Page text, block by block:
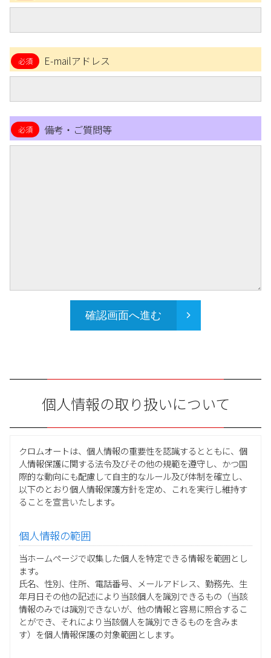
E-mailアドレス
備考・ご質問等
確認画面へ進む
個人情報の取り扱いについて
クロムオートは、個人情報の重要性を認識するとともに、個
人情報保護に関する法令及びその他の規範を遵守し、かつ国
際的な動向にも配慮して自主的なルール及び体制を確立し、
以下のとおり個人情報保護方針を定め、これを実行し維持す
ることを宣言いたします。
個人情報の範囲
当ホームページで収集した個人を特定できる情報を範囲とし
ます。
氏名、性別、住所、電話番号、メールアドレス、勤務先、生
年月日その他の記述により当該個人を識別できるもの（当該
情報のみでは識別できないが、他の情報と容易に照合するこ
とができ、それにより当該個人を識別できるものを含みま
す）を個人情報保護の対象範囲とします。